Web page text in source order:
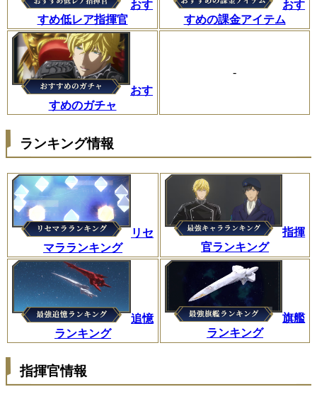
おす
すめ低レア指揮官
おす
すめの課金アイテム
おす
すめのガチャ
-
ランキング情報
リセ
マラランキング
指揮
官ランキング
追憶
ランキング
旗艦
ランキング
指揮官情報